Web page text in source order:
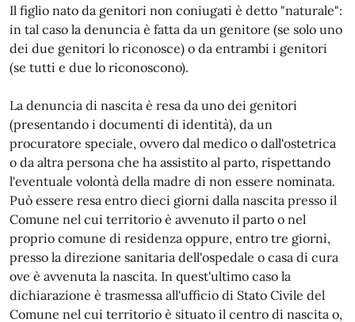
Il figlio nato da genitori non coniugati è detto "naturale":
in tal caso la denuncia è fatta da un genitore (se solo uno
dei due genitori lo riconosce) o da entrambi i genitori
(se tutti e due lo riconoscono).
La denuncia di nascita è resa da uno dei genitori
(presentando i documenti di identità), da un
procuratore speciale, ovvero dal medico o dall'ostetrica
o da altra persona che ha assistito al parto, rispettando
l'eventuale volontà della madre di non essere nominata.
Può essere resa entro dieci giorni dalla nascita presso il
Comune nel cui territorio è avvenuto il parto o nel
proprio comune di residenza oppure, entro tre giorni,
presso la direzione sanitaria dell'ospedale o casa di cura
ove è avvenuta la nascita. In quest'ultimo caso la
dichiarazione è trasmessa all'ufficio di Stato Civile del
Comune nel cui territorio è situato il centro di nascita o,